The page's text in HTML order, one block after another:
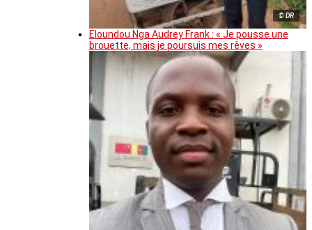
© DR
Eloundou Nga Audrey Frank : « Je pousse une
brouette, mais je poursuis mes rêves »